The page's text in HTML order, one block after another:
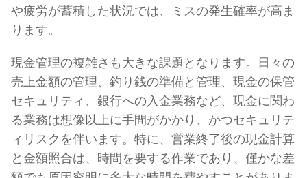
や疲労が蓄積した状況では、ミスの発生確率が高ま
ります。
現金管理の複雑さも大きな課題となります。日々の
売上金額の管理、釣り銭の準備と管理、現金の保管
セキュリティ、銀行への入金業務など、現金に関わ
る業務は想像以上に手間がかかり、かつセキュリテ
ィリスクを伴います。特に、営業終了後の現金計算
と金額照合は、時間を要する作業であり、僅かな差